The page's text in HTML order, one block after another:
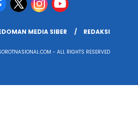
MEDIA SIBER REDAKSI
- ALL RIGHTS RESERVED